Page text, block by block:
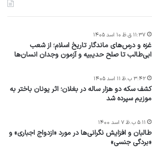
غزه و درس‌های ماندگار تاریخ اسلام؛ از شعب
ابی‌طالب تا صلح حدیبیه و آزمون وجدان انسان‌ها
۱۱:۳۷ ق.ظ ۱۰ اسد ۱۴۰۵
کشف سکه دو هزار ساله در بغلان؛ اثر یونان باختر به
موزیم سپرده شد
۳:۴۲ ب.ظ ۱۱ اسد ۱۴۰۵
طالبان و افزایش نگرانی‌ها در مورد «ازدواج اجباری» و
«بردگی جنسی»
۵:۱۱ ب.ظ ۷ اسد ۱۴۰۰